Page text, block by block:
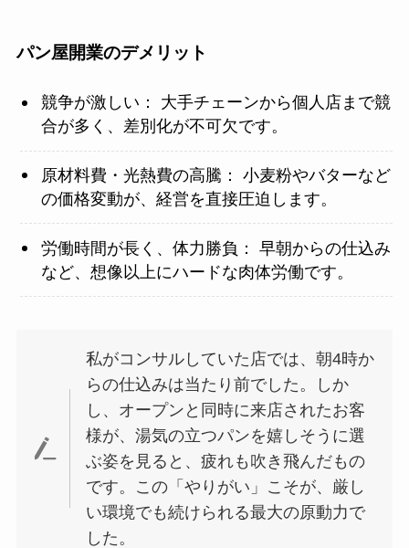
パン屋開業のデメリット
競争が激しい： 大手チェーンから個人店まで競
合が多く、差別化が不可欠です。
原材料費・光熱費の高騰： 小麦粉やバターなど
の価格変動が、経営を直接圧迫します。
労働時間が長く、体力勝負： 早朝からの仕込み
など、想像以上にハードな肉体労働です。
私がコンサルしていた店では、朝4時か
らの仕込みは当たり前でした。しか
し、オープンと同時に来店されたお客
様が、湯気の立つパンを嬉しそうに選
ぶ姿を見ると、疲れも吹き飛んだもの
です。この「やりがい」こそが、厳し
い環境でも続けられる最大の原動力で
した。